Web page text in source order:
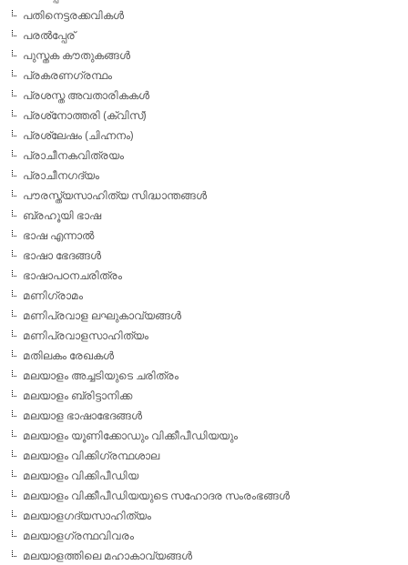
പതിനെട്ടരക്കവികള്‍
പരല്‍പ്പേര്
പുസ്തക കൗതുകങ്ങള്‍
പ്രകരണഗ്രന്ഥം
പ്രശസ്ത അവതാരികകള്‍
പ്രശ്‌നോത്തരി (ക്വിസ്)
പ്രശ്ലേഷം (ചിഹ്നനം)
പ്രാചീനകവിത്രയം
പ്രാചീനഗദ്യം
പൗരസ്ത്യസാഹിത്യ സിദ്ധാന്തങ്ങള്‍
ബ്രഹൂയി ഭാഷ
ഭാഷ എന്നാല്‍
ഭാഷാ ഭേദങ്ങള്‍
ഭാഷാപഠനചരിത്രം
മണിഗ്രാമം
മണിപ്രവാള ലഘുകാവ്യങ്ങള്‍
മണിപ്രവാളസാഹിത്യം
മതിലകം രേഖകള്‍
മലയാളം അച്ചടിയുടെ ചരിത്രം
മലയാളം ബ്രിട്ടാനിക്ക
മലയാള ഭാഷാഭേദങ്ങള്‍
മലയാളം യൂണിക്കോഡും വിക്കീപീഡിയയും
മലയാളം വിക്കിഗ്രന്ഥശാല
മലയാളം വിക്കിപീഡിയ
മലയാളം വിക്കീപീഡിയയുടെ സഹോദര സംരംഭങ്ങള്‍
മലയാളഗദ്യസാഹിത്യം
മലയാളഗ്രന്ഥവിവരം
മലയാളത്തിലെ മഹാകാവ്യങ്ങള്‍